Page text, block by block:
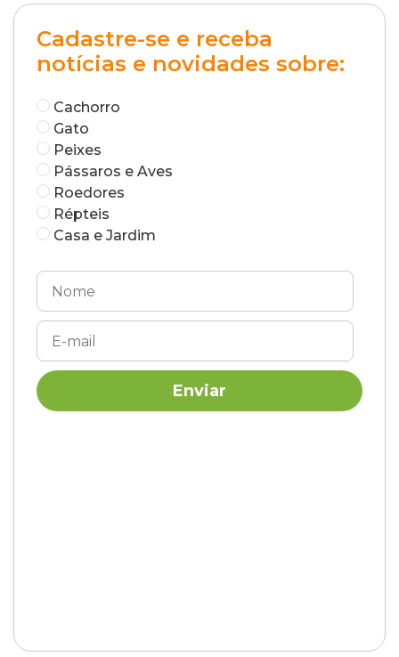
Cadastre-se e receba
notícias e novidades sobre:
Cachorro
Gato
Peixes
Pássaros e Aves
Roedores
Répteis
Casa e Jardim